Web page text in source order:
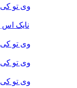
v2k / وی تو کی
نایک اس
v2k / وی تو کی
v2k / وی تو کی
v2k / وی تو کی